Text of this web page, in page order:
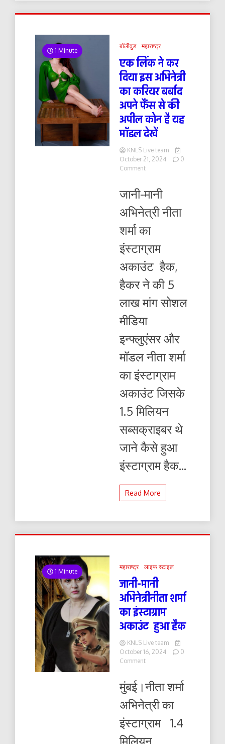
1 Minute
बॉलीवुड महाराष्ट्र
एक लिंक ने कर
दिया इस अभिनेत्री
का करियर बर्बाद
अपने फैंस से की
अपील कोन है यह
मॉडल देखें
KNLS Live team
October 21, 2024
0
Commenton
ने
दिया
अभिनेत्री
करियर
अपने
फैंस
से
अपील
मॉडल
जानी-मानी
अभिनेत्री नीता
शर्मा का
इंस्टाग्राम
अकाउंट हैक,
हैकर ने की 5
लाख मांग सोशल
मीडिया
इन्फ्लुएंसर और
मॉडल नीता शर्मा
का इंस्टाग्राम
अकाउंट जिसके
1.5 मिलियन
सब्सक्राइबर थे
जाने कैसे हुआ
इंस्टाग्राम हैक...
Read More
1 Minute
महाराष्ट्र लाइफ स्टाइल
जानी-मानी
अभिनेत्रीनीता शर्मा
का इंस्टाग्राम
अकाउंट हुआ हैक
KNLS Live team
October 16, 2024
0
Commenton
अभिनेत्रीनीता
का
अकाउंट
हैक
मुंबई।नीता शर्मा
अभिनेत्री का
इंस्टाग्राम 1.4
मिलियन